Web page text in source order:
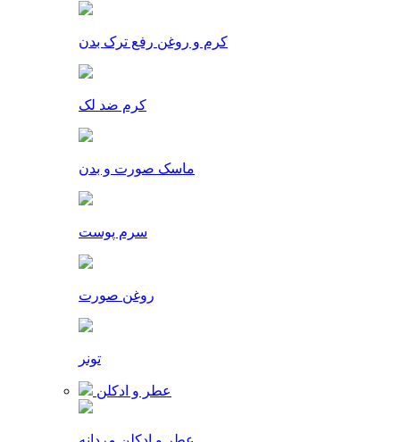
کرم و روغن رفع ترک بدن
کرم ضد لک
ماسک صورت و بدن
سرم پوست
روغن صورت
تونر
عطر و ادکلن